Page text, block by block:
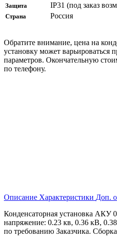
Защита IP31 (под заказ
Страна Россия
Обратите внимание, цена на
установку может варьироваться
параметров. Окончательную
по телефону.
Описание Характеристики Доп.
Конденсаторная установка АКУ
напряжение: 0.23 кв, 0.36 кВ,
по требованию Заказчика.